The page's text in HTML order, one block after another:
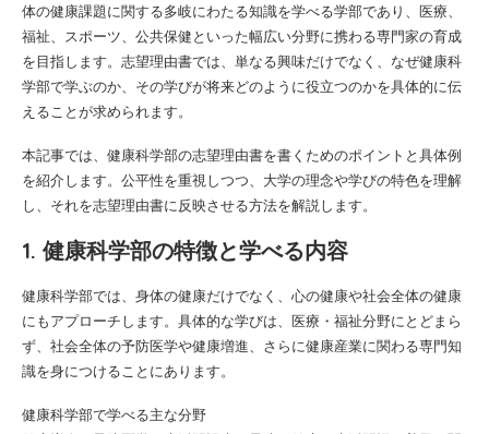
体の健康課題に関する多岐にわたる知識を学べる学部であり、医療、
福祉、スポーツ、公共保健といった幅広い分野に携わる専門家の育成
を目指します。志望理由書では、単なる興味だけでなく、なぜ健康科
学部で学ぶのか、その学びが将来どのように役立つのかを具体的に伝
えることが求められます。
本記事では、健康科学部の志望理由書を書くためのポイントと具体例
を紹介します。公平性を重視しつつ、大学の理念や学びの特色を理解
し、それを志望理由書に反映させる方法を解説します。
1. 健康科学部の特徴と学べる内容
健康科学部では、身体の健康だけでなく、心の健康や社会全体の健康
にもアプローチします。具体的な学びは、医療・福祉分野にとどまら
ず、社会全体の予防医学や健康増進、さらに健康産業に関わる専門知
識を身につけることにあります。
健康科学部で学べる主な分野